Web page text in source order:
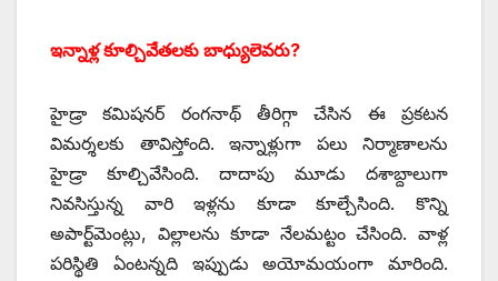
ఇన్నాళ్ల కూల్చివేతలకు బాధ్యులెవరు?
హైడ్రా కమిషనర్‌ ‌రంగనాథ్‌ ‌తీరిగ్గా చేసిన ఈ ప్రకటన
విమర్శలకు తావిస్తోంది. ఇన్నాళ్లుగా పలు నిర్మాణాలను
హైడ్రా కూల్చివేసింది. దాదాపు మూడు దశాబ్దాలుగా
నివసిస్తున్న వారి ఇళ్లను కూడా కూల్చేసింది. కొన్ని
అపార్ట్‌మెంట్లు, విల్లాలను కూడా నేలమట్టం చేసింది. వాళ్ల
పరిస్థితి ఏంటన్నది ఇప్పుడు అయోమయంగా మారింది.